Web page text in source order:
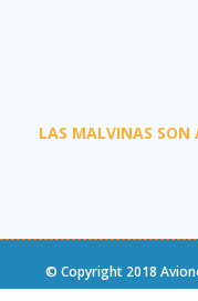
LAS MALVINAS SON
© Copyright 2018